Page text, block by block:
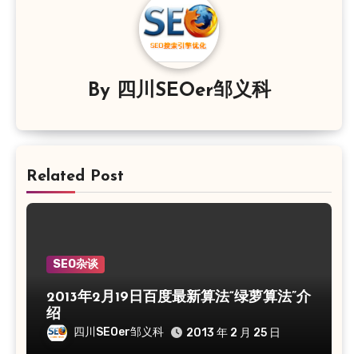
By 四川SEOer邹义科
Related Post
SEO杂谈
2013年2月19日百度最新算法“绿萝算法”介
绍
四川SEOer邹义科 2013 年 2 月 25 日